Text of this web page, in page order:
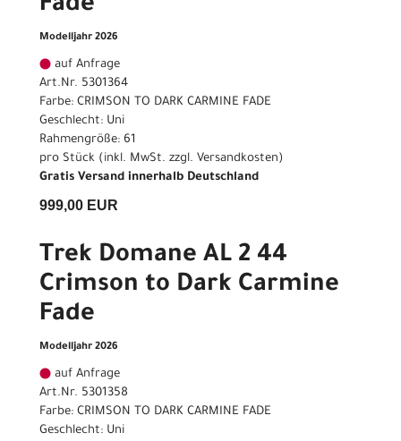
Fade
Modelljahr 2026
auf Anfrage
Art.Nr. 5301364
Farbe: CRIMSON TO DARK CARMINE FADE
Geschlecht: Uni
Rahmengröße: 61
pro Stück (inkl. MwSt. zzgl. Versandkosten)
Gratis Versand innerhalb Deutschland
999,00 EUR
Trek Domane AL 2 44
Crimson to Dark Carmine
Fade
Modelljahr 2026
auf Anfrage
Art.Nr. 5301358
Farbe: CRIMSON TO DARK CARMINE FADE
Geschlecht: Uni